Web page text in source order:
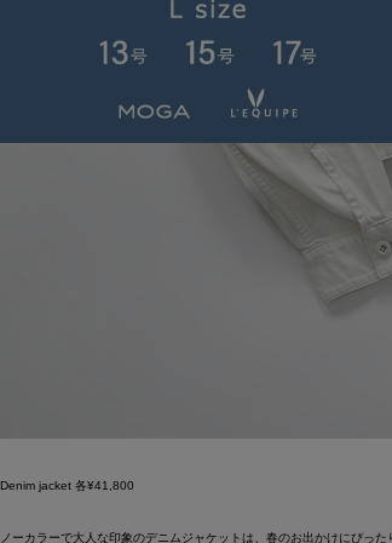
Denim jacket 各¥41,800
ノーカラーで大人な印象のデニムジャケットは、春のお出かけにぴっ